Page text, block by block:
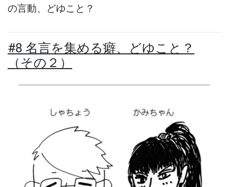
の言動、どゆこと？
#8 名言を集める癖、どゆこと？
（その２）